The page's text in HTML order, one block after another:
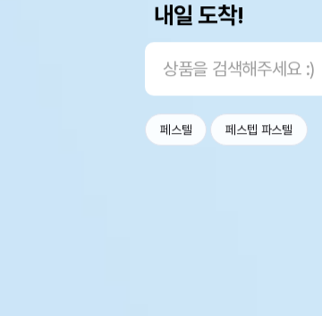
내일 도착!
페스텔 페스텝 파스텔